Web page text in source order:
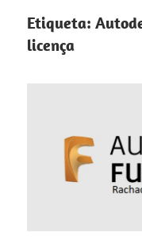
Etiqueta:
licença